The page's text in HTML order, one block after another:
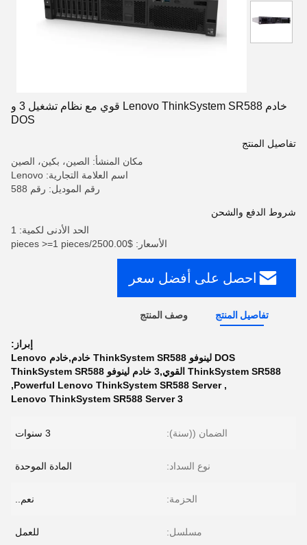
خادم Lenovo ThinkSystem SR588 قوي مع نظام تشغيل 3 و
DOS
تفاصيل المنتج
مكان المنشأ: الصين، بكين، الصين
اسم العلامة التجارية: Lenovo
رقم الموديل: رقم 588
شروط الدفع والشحن
الحد الأدنى لكمية: 1
الأسعار: $2500.00/pieces >=1 pieces
احصل على أفضل سعر
تفاصيل المنتج وصف المنتج
إبراز:
DOS لينوفو ThinkSystem SR588 خادم,خادم Lenovo
ThinkSystem SR588 القوي,3 خادم لينوفو ThinkSystem SR588
,
Powerful Lenovo ThinkSystem SR588 Server
,
3 Lenovo ThinkSystem SR588 Server
الضمان ((سنة): 3 سنوات
نوع السداد: المادة الموحدة
الحزمة: نعم..
مسلسل: للعمل